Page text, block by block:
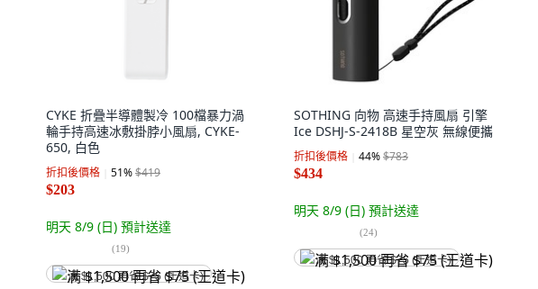
CYKE 折疊半導體製冷 100檔暴力渦
輪手持高速冰敷掛脖小風扇, CYKE-
650, 白色
折扣後價格 51%$419
$203
明天 8/9 (日) 預計送達
(19)
满 $1,500 再省 $75 (王道卡)
SOTHING 向物 高速手持風扇 引擎
Ice DSHJ-S-2418B 星空灰 無線便攜
折扣後價格 44%$783
$434
明天 8/9 (日) 預計送達
(24)
满 $1,500 再省 $75 (王道卡)